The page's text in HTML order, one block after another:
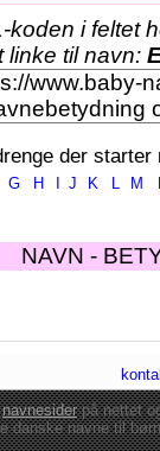
koden i feltet
linke til navn:
der starter
G H J K L M
NAVN -
navnesiderpå nettet
danskenavne til børn